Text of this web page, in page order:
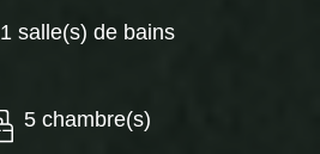
1 salle(s) de bains
5 chambre(s)